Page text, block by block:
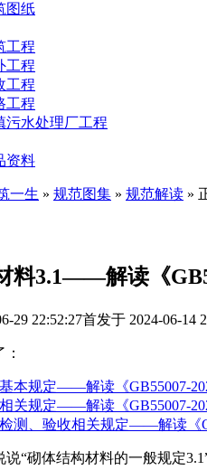
图纸
工程
工程
工程
工程
污水处理厂工程
资料
一生 » 规范图集 » 规范解读 »
料3.1——解读《
29 22:52:27首发于 2024-06-14
本规定——解读《GB55007-
相关规定——解读《GB55007-
测、验收相关规定——解读《
说“砌体结构材料的一般规定